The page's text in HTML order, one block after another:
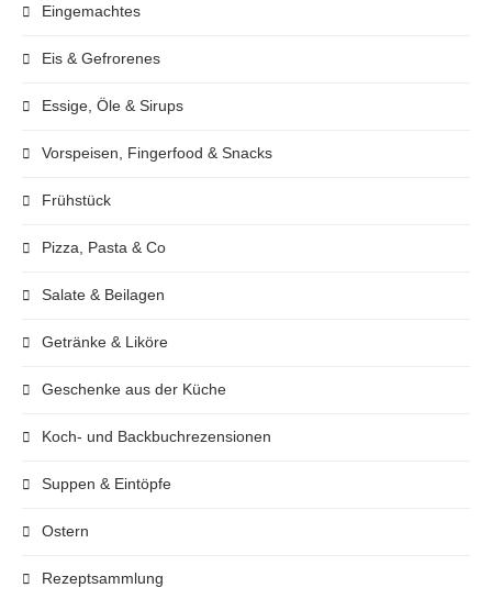
Eingemachtes
Eis & Gefrorenes
Essige, Öle & Sirups
Vorspeisen, Fingerfood & Snacks
Frühstück
Pizza, Pasta & Co
Salate & Beilagen
Getränke & Liköre
Geschenke aus der Küche
Koch- und Backbuchrezensionen
Suppen & Eintöpfe
Ostern
Rezeptsammlung